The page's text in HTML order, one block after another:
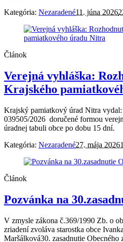
Kategória: Nezaradené11. júna 2026
Článok
Verejná vyhláška:
Krajského
Krajský pamiatkový úrad Nitra
039505/2026 doručené formou
úradnej tabuli obce po dobu 15 dní.
Kategória: Nezaradené27. mája 2026
Článok
Pozvánka na
V zmysle zákona č.369/1990 Zb. o
zriadení zvoláva starostka obce
Maršálková30. zasadnutie Obecného